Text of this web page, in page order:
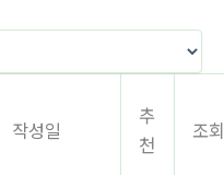
작성일
추
천
조